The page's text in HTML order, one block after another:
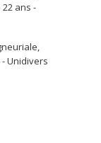
ans -
Unidivers